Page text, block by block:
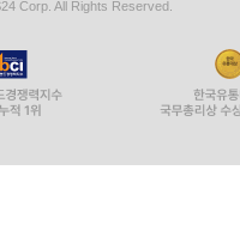
Corp. All Rights Reserved.